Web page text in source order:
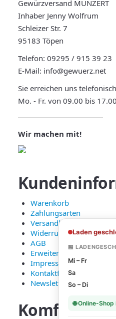
Gewürzversand MUNZERT
Inhaber Jenny Wolfrum
Schleizer Str. 7
95183 Töpen
Telefon: 09295 / 915 39 23
E-Mail: info@gewuerz.net
Sie erreichen uns telefonisch
Mo. - Fr. von 09.00 bis
Wir machen mit!
Warenkorb
Zahlungsarten
Versandkosten und
Widerruf
AGB
Erweiterte
Impressum
Kontaktformular
Newsletter Anmeldung
Laden
🏪
Mi – Fr
Sa
So – Di
🌐 Online-